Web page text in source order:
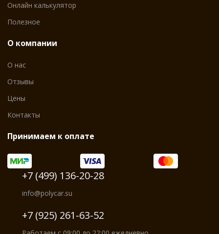
Онлайн калькулятор
Полезное
О компании
О нас
Отзывы
Цены
Контакты
Принимаем к оплате
+7 (499) 136-20-28
info@polycar.su
+7 (925) 261-63-52